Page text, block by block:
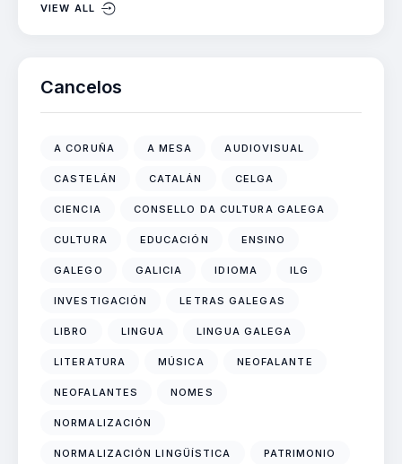
VIEW ALL
Cancelos
A CORUÑA A MESA AUDIOVISUAL
CASTELÁN CATALÁN CELGA
CIENCIA CONSELLO DA CULTURA GALEGA
CULTURA EDUCACIÓN ENSINO
GALEGO GALICIA IDIOMA ILG
INVESTIGACIÓN LETRAS GALEGAS
LIBRO LINGUA LINGUA GALEGA
LITERATURA MÚSICA NEOFALANTE
NEOFALANTES NOMES
NORMALIZACIÓN
NORMALIZACIÓN LINGÜÍSTICA PATRIMONIO